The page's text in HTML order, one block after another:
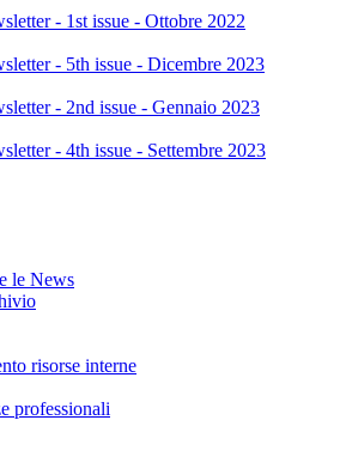
- 1st issue - Ottobre 2022
- 5th issue - Dicembre 2023
- 2nd issue - Gennaio 2023
- 4th issue - Settembre 2023
le News
risorse interne
professionali